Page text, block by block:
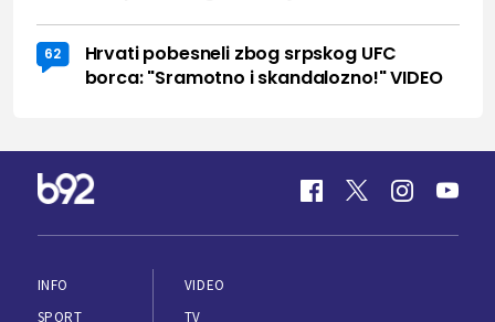
62
Hrvati pobesneli zbog srpskog UFC
borca: "Sramotno i skandalozno!" VIDEO
INFO
SPORT
VIDEO
TV